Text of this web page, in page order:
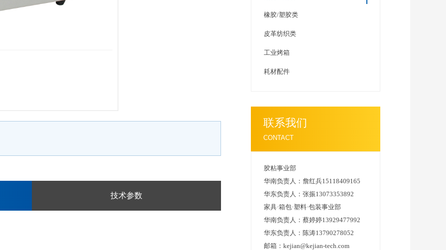
技术参数
橡胶/塑胶类
皮革纺织类
工业烤箱
耗材配件
联系我们
CONTACT
胶粘事业部
华南负责人：詹红兵15118409165
华东负责人：张振13073353892
家具·箱包·塑料·包装事业部
华南负责人：蔡婷婷13929477992
华东负责人：陈涛13790278052
邮箱：kejian@kejian-tech.com